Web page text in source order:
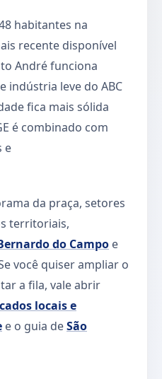
habitantes na
recente disponível
André funciona
indústria leve do ABC
fica mais sólida
é combinado com
e
da praça, setores
territoriais,
do Campo e
você quiser ampliar o
a fila, vale abrir
locais e
e o guia deSão